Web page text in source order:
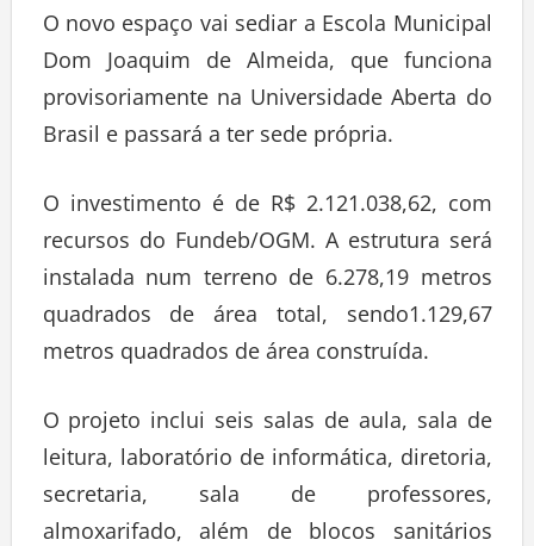
O novo espaço vai sediar a Escola Municipal
Dom Joaquim de Almeida, que funciona
provisoriamente na Universidade Aberta do
Brasil e passará a ter sede própria.
O investimento é de R$ 2.121.038,62, com
recursos do Fundeb/OGM. A estrutura será
instalada num terreno de 6.278,19 metros
quadrados de área total, sendo1.129,67
metros quadrados de área construída.
O projeto inclui seis salas de aula, sala de
leitura, laboratório de informática, diretoria,
secretaria, sala de professores,
almoxarifado, além de blocos sanitários